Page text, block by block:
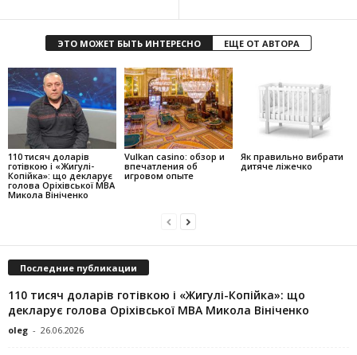
ЭТО МОЖЕТ БЫТЬ ИНТЕРЕСНО ЕЩЕ ОТ АВТОРА
110 тисяч доларів
готівкою і «Жигулі-
Копійка»: що декларує
голова Оріхівської МВА
Микола Вініченко
Vulkan casino: обзор и
впечатления об
игровом опыте
Як правильно вибрати
дитяче ліжечко
Последние публикации
110 тисяч доларів готівкою і «Жигулі-Копійка»: що
декларує голова Оріхівської МВА Микола Вініченко
oleg - 26.06.2026